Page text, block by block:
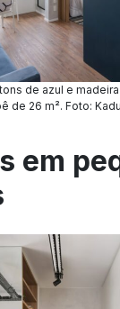
de azul e
de 26 m². Foto:
em